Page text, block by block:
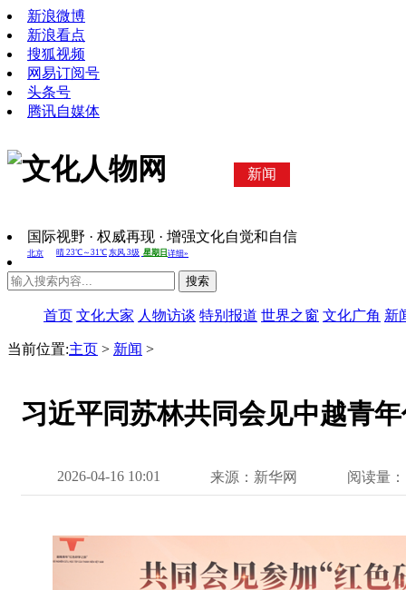
新浪微博
新浪看点
搜狐视频
网易订阅号
头条号
腾讯自媒体
新闻
国际视野 · 权威再现 · 增强文化自觉和自信
搜索
首页 文化大家 人物访谈 特别报道 世界之窗 文化广角 新
当前位置:主页 > 新闻 >
习近平同苏林共同会见中越青
2026-04-16 10:01 来源：新华网 阅读量：